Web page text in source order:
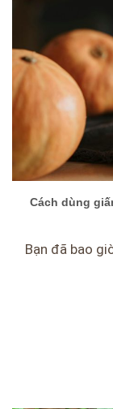
Cách dùng
Bạn đã bao